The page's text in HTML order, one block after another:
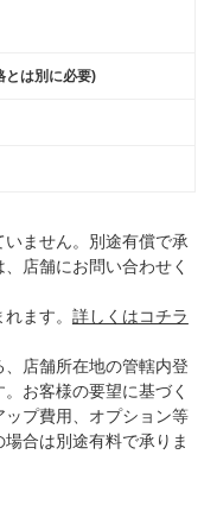
とは別に必要)
ません。別途有償で承
店舗にお問い合わせく
ます。 詳しくはコチラ
店舗所在地の管轄内登
お客様の要望に基づく
プ費用、オプション等
合は別途有料で承りま